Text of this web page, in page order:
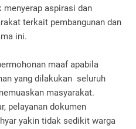
menyerap aspirasi dan
terkait pembangunan dan
ini.
maaf apabila
yang dilakukan seluruh
masyarakat.
pelayanan dokumen
yakin tidak sedikit warga